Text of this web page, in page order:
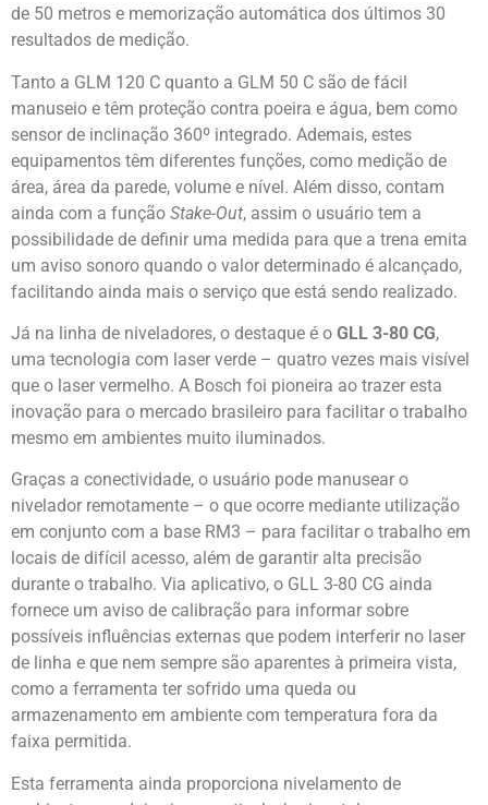
de 50 metros e memorização automática dos últimos 30
resultados de medição.
Tanto a GLM 120 C quanto a GLM 50 C são de fácil
manuseio e têm proteção contra poeira e água, bem como
sensor de inclinação 360º integrado. Ademais, estes
equipamentos têm diferentes funções, como medição de
área, área da parede, volume e nível. Além disso, contam
ainda com a função Stake-Out, assim o usuário tem a
possibilidade de definir uma medida para que a trena emita
um aviso sonoro quando o valor determinado é alcançado,
facilitando ainda mais o serviço que está sendo realizado.
Já na linha de niveladores, o destaque é o GLL 3-80 CG,
uma tecnologia com laser verde – quatro vezes mais visível
que o laser vermelho. A Bosch foi pioneira ao trazer esta
inovação para o mercado brasileiro para facilitar o trabalho
mesmo em ambientes muito iluminados.
Graças a conectividade, o usuário pode manusear o
nivelador remotamente – o que ocorre mediante utilização
em conjunto com a base RM3 – para facilitar o trabalho em
locais de difícil acesso, além de garantir alta precisão
durante o trabalho. Via aplicativo, o GLL 3-80 CG ainda
fornece um aviso de calibração para informar sobre
possíveis influências externas que podem interferir no laser
de linha e que nem sempre são aparentes à primeira vista,
como a ferramenta ter sofrido uma queda ou
armazenamento em ambiente com temperatura fora da
faixa permitida.
Esta ferramenta ainda proporciona nivelamento de